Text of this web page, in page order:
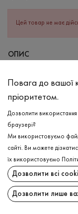
Цей товар не має
ОПИС
Віскоза - 98%,
Прання в
Щадний
Щадна
ДОСТАВКА
ПОВЕРНЕННЯ
Повага до вашої
пріоритетом.
Дозволити
браузері?
Ми використовуємо
сайті. Ви можете
їх використовуємо
Дозволити всі
Дозволити лише